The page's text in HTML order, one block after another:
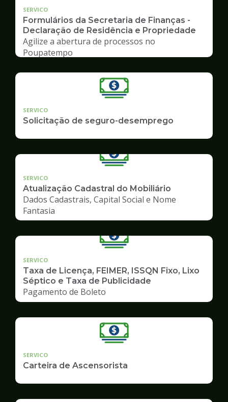
SERVICO
Formulários da Secretaria de Finanças -
Declaração de Residência e Propriedade
Agilize a abertura de processos no
Poupatempo
SERVICO
Solicitação de seguro-desemprego
SERVICO
Atualização Cadastral do Mobiliário
Dados Cadastrais, Capital Social e Nome
Fantasia
SERVICO
Taxa de Licença, FEIMER, ISSQN Fixo, Lixo
Séptico e Taxa de Publicidade
Pagamento de Boleto
SERVICO
Carteira de Ascensorista